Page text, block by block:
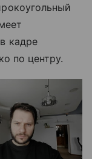
кадре
по центру.